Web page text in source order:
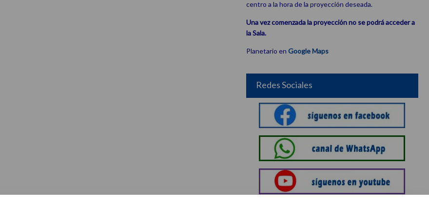
centro a la hora de la proyección deseada.
Una vez comenzada la proyección no se podrá acceder a
la Sala.
Planetario en Google Maps
Redes Sociales